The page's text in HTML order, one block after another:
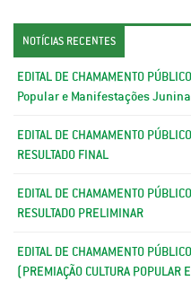
NOTÍCIAS RECENTES
EDITAL DE CHAMAMENTO
Popular e Manifestações
EDITAL DE CHAMAMENTO
RESULTADO FINAL
EDITAL DE CHAMAMENTO
RESULTADO PRELIMINAR
EDITAL DE CHAMAMENTO
(PREMIAÇÃO CULTURA POPULAR